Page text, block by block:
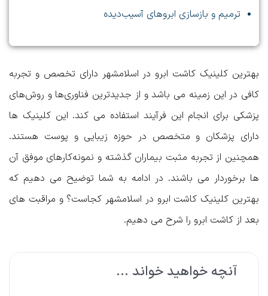
ترمیم و بازسازی ابروهای آسیب‌دیده
بهترین کلینیک کاشت ابرو در اسلامشهر دارای تخصص و تجربه
کافی در این زمینه می باشد و از جدیدترین فناوری‌ها و روش‌های
پزشکی برای انجام این فرآیند استفاده می کند. این کلینیک ها
دارای پزشکان و متخصص در حوزه زیبایی و پوست هستند.
همچنین از تجربه مثبت بیماران گذشته و نمونه‌کارهای موفق آن
ها برخوردار می باشند. در ادامه به شما توضیح می دهیم که
بهترین کلینیک کاشت ابرو در اسلامشهر کجاست؟ و مراقبت های
بعد از کاشت ابرو را شرح می دهیم.
آنچه خواهید خواند ...